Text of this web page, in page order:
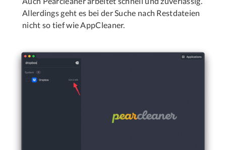
Allerdings geht es bei der Suche nach Restdateien
nicht so tief wie AppCleaner.